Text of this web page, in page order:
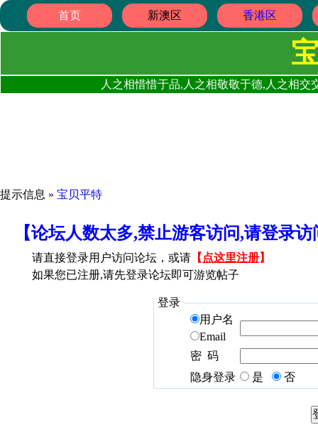
首页 新澳区 香港区
人之相惜惜于品,人之相敬敬于德,人之相
提示信息 » 宝贝平特
【论坛人数太多,禁止游客访问,请登录
请直接登录用户访问论坛，或请 【 点这里注册】
如果您已注册,请先登录论坛即可游览帖子
登录
用户名
Email
密 码
隐身登录
是 否